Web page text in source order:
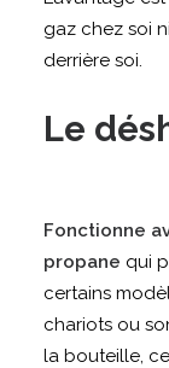
gaz chez soi
derrière soi.
Le
Fonctionne
propane qui
certains
chariots ou
la bouteille,